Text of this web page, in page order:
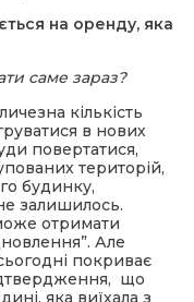
на оренду, яка
саме зараз?
кількість
в нових
повертатися,
територій,
будинку,
залишилось.
отримати
Але
покриває
що
яка виїхала з